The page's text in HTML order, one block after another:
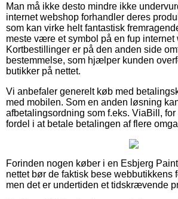
Man må ikke desto mindre ikke
internet webshop forhandler deres
som kan virke helt fantastisk
meste være et symbol på en fup internet
Kortbestillinger er på den anden side
bestemmelse, som hjælper kunden
butikker på nettet.
Vi anbefaler generelt køb med
med mobilen. Som en anden løsning
afbetalingsordning som f.eks. ViaBill, for
fordel i at betale betalingen af flere
Forinden nogen køber i en Esbjerg
nettet bør de faktisk bese webbutikkens
men det er undertiden et tidskrævende